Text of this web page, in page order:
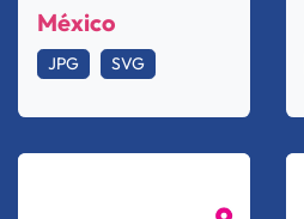
México
JPG SVG